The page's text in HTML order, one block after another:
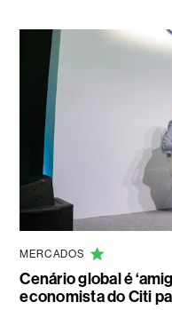
MERCADOS
Cenário global é
economista do Citi